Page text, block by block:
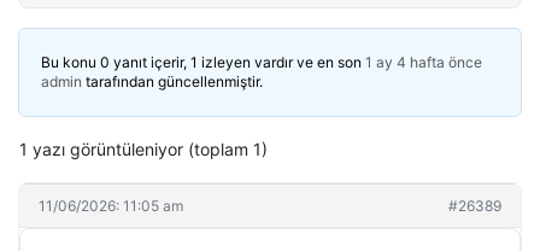
Bu konu 0 yanıt içerir, 1 izleyen vardır ve en son 1 ay 4 hafta önce
admin tarafından güncellenmiştir.
1 yazı görüntüleniyor (toplam 1)
11/06/2026: 11:05 am #26389